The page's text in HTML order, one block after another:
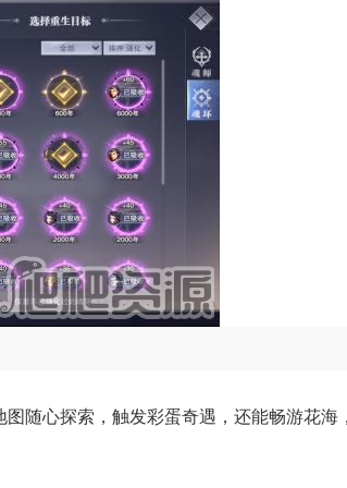
随心探索，触发彩蛋奇遇，还能畅游花海